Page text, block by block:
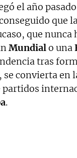
el año
que
que nunca
Mundialo una
tras
convierta en
partidos
.